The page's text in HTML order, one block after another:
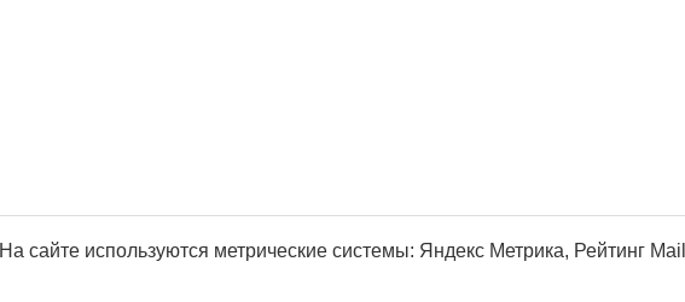
На сайте используются метрические системы: Яндекс Метрика, Рейтинг